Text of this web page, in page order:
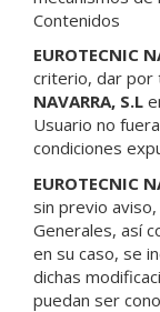
Contenidos
EUROTECNIC
criterio, dar por
NAVARRA, S.L
Usuario no
condiciones
EUROTECNIC
sin previo
Generales, así
en su caso, se
dichas
puedan ser